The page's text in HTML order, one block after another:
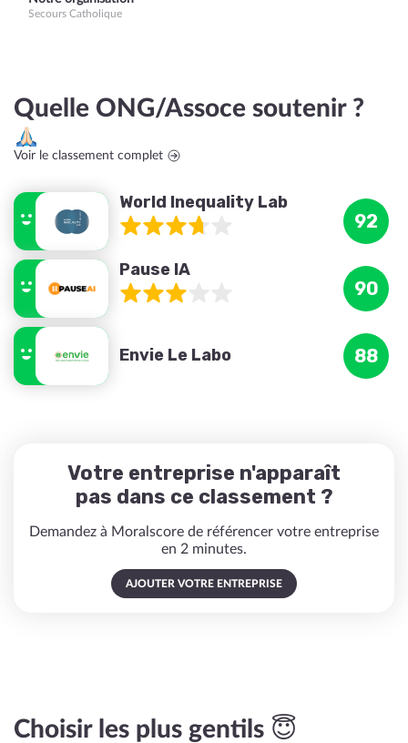
Secours Catholique
Quelle ONG/Assoce soutenir ?
Voir le classement complet
World Inequality Lab
92
Pause IA
90
Envie Le Labo 88
Votre entreprise n'apparaît
pas dans ce classement ?
Demandez à Moralscore de référencer votre entreprise
en 2 minutes.
AJOUTER VOTRE ENTREPRISE
Choisir les plus gentils 😇